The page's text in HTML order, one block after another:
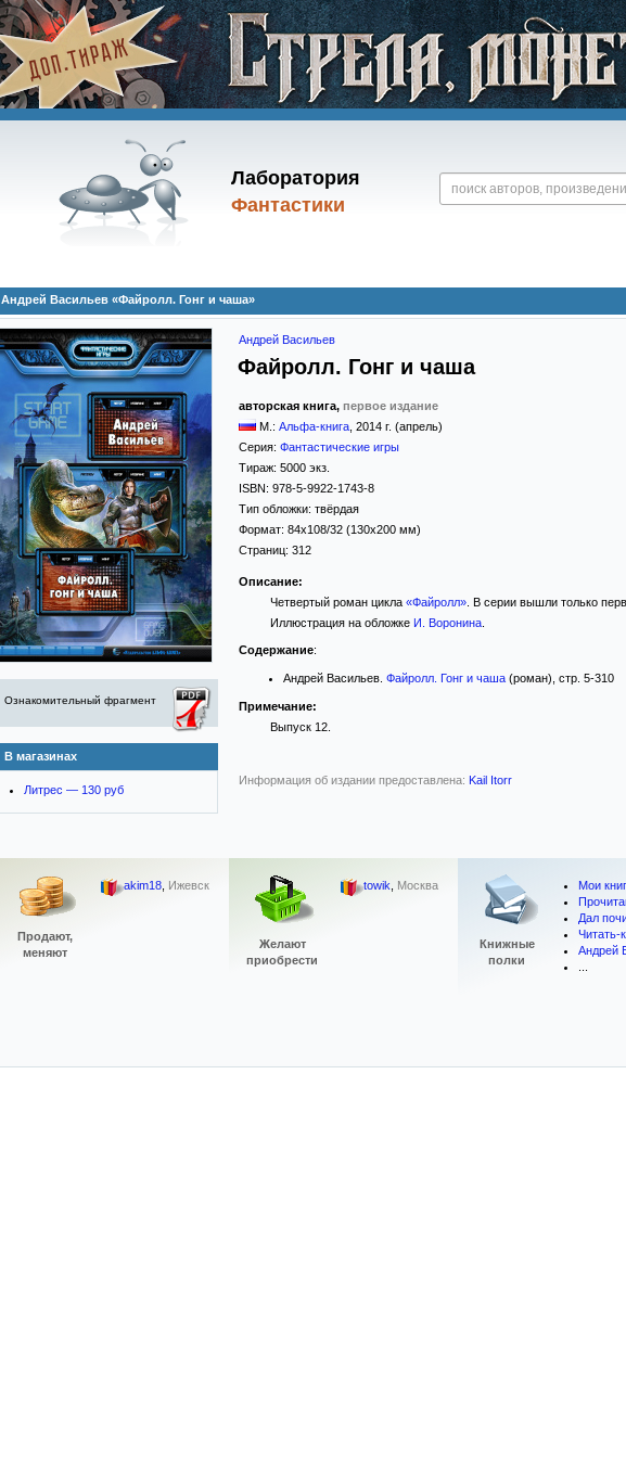
Лаборатория
Фантастики
Андрей Васильев «Файролл. Гонг и чаша»
Ознакомительный фрагмент
В магазинах
Литрес — 130 руб
Андрей Васильев
Файролл. Гонг и чаша
авторская книга, первое издание
М.: Альфа-книга 2014 г. (апрель)
Серия: Фантастические игры
Тираж: 5000 экз.
ISBN: 978-5-9922-1743-8
Тип обложки: твёрдая
Формат: 84x108/32 (130x200 мм)
Страниц: 312
Описание:
Четвертый роман цикла «Файролл». В серии вышли только
Иллюстрация на обложке И. Воронина.
Содержание:
Андрей Васильев. Файролл. Гонг и чаша (роман), стр. 5-310
Примечание:
Выпуск 12.
Информация об издании предоставлена: Kail Itorr
Продают,
меняют
akim18, Ижевск
Желают
приобрести
towik, Москва
Книжные
полки
Мои
Дал
Читать-
Андрей